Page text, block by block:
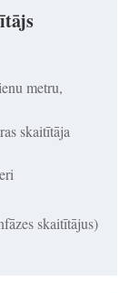
metru,
skaitītāja
skaitītājus)